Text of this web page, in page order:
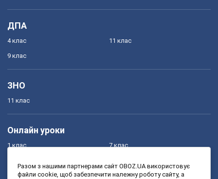
ДПА
4 клас
9 клас
11 клас
ЗНО
11 клас
Онлайн уроки
1 клас
3 клас
7 клас
9 клас
Разом з нашими партнерами сайт OBOZ.UA використовує
файли cookie, щоб забезпечити належну роботу сайту, а